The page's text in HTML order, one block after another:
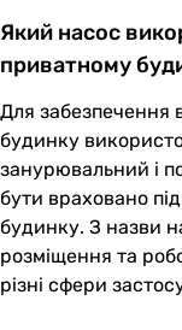
Який насос
приватному
Для забезпечення
будинку
занурювальний і
бути враховано
будинку. З назви
розміщення та
різні сфери